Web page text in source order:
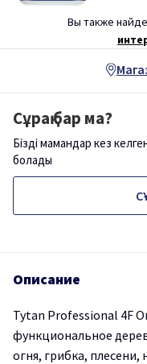
Вы также
Сұрақ бар ма?
Біздің мамандар кез
болады
Описание
Tytan Professional 4F
функциональное
огня, грибка, плесени,